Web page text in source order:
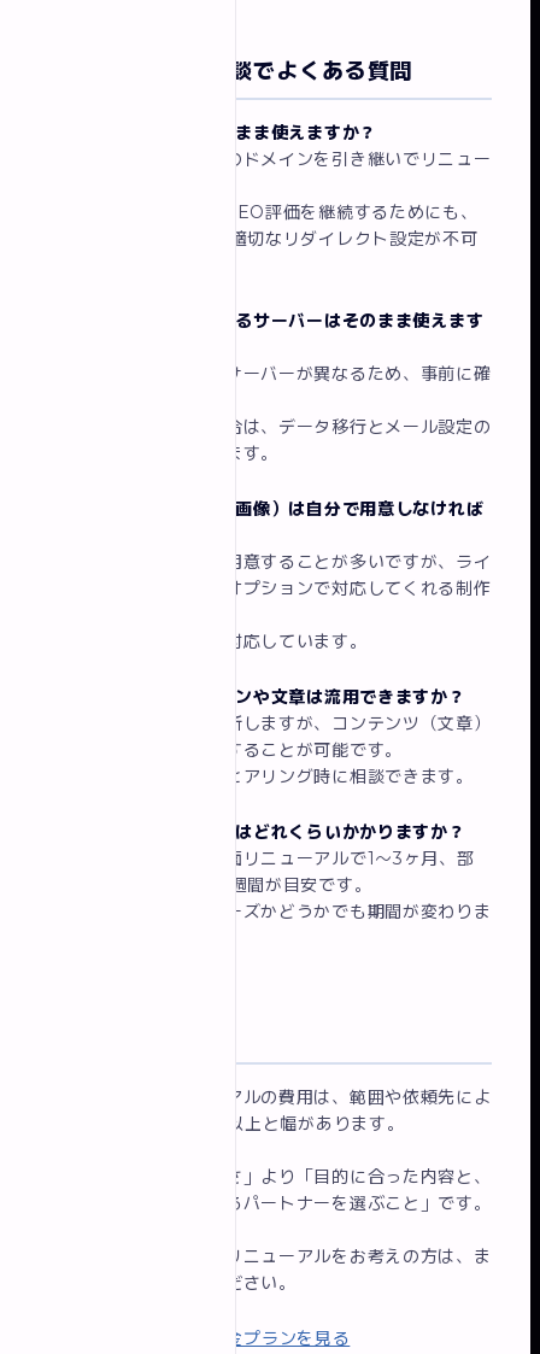
リニューアルの相談でよくある質問
Q. 今のドメインはそのまま使えますか？
はい、基本的には現在のドメインを引き継いでリニュー
ドメインに蓄積されたSEO評価を継続するためにも、
URLを変更する場合は適切なリダイレクト設定が不可
Q. 今の会社に頼んでいるサーバーはそのまま使えます
制作会社によって推奨サーバーが異なるため、事前に確
サーバーを変更する場合は、データ移行とメール設定の
切り替えが必要になります。
Q. コンテンツ（文章・画像）は自分で用意しなければ
基本的には依頼者側で用意することが多いですが、ライ
ティング・撮影を別途オプションで対応してくれる制作
イロドリでは要相談で対応しています。
Q. 古いサイトのデザインや文章は流用できますか？
デザインは基本的に刷新しますが、コンテンツ（文章）
はそのまま移植・改善することが可能です。
どの程度流用するかはヒアリング時に相談できます。
Q. リニューアルの期間はどれくらいかかりますか？
規模によりますが、全面リニューアルで1〜3ヶ月、部
分リニューアルで2〜4週間が目安です。
コンテンツ準備がスムーズかどうかでも期間が変わりま
ホームページリニューアルの費用は、範囲や依頼先によ
って10万円〜100万円以上と幅があります。
大切なのは「費用の安さ」より「目的に合った内容と、
公開後も伴走してくれるパートナーを選ぶこと」です。
千葉・船橋エリアでのリニューアルをお考えの方は、ま
ずはお気軽にご相談ください。
料金プランを見る